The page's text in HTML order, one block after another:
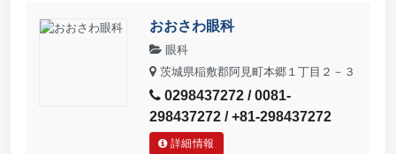
おおさわ眼科
眼科
茨城県稲敷郡阿見町本郷１丁目２－３
0298437272 / 0081-
298437272 / +81-298437272
詳細情報